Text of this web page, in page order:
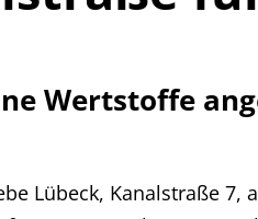
Wertstoffe
Lübeck, Kanalstraße 7,